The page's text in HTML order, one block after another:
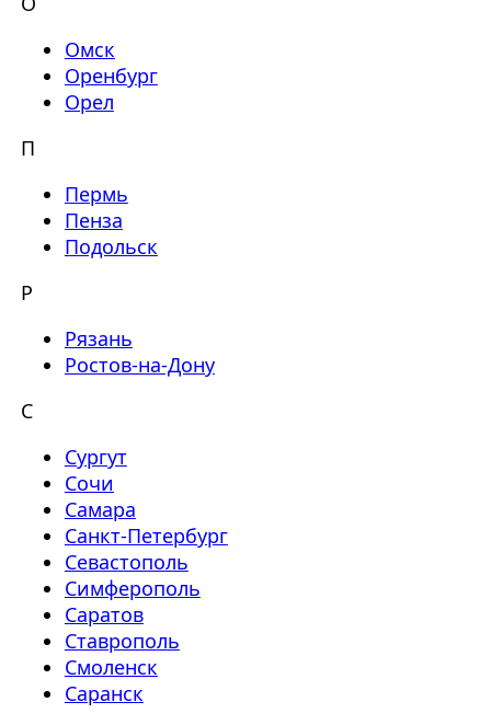
Омск
Оренбург
Орел
П
Пермь
Пенза
Подольск
Р
Рязань
Ростов-на-Дону
С
Сургут
Сочи
Самара
Санкт-Петербург
Севастополь
Симферополь
Саратов
Ставрополь
Смоленск
Саранск